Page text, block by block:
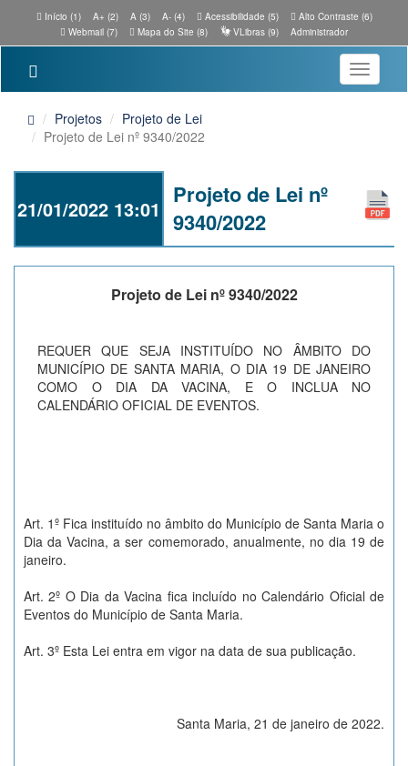
Início (1) A+ (2) A (3) A- (4) Acessibilidade (5)
Alto Contraste (6)
Webmail (7)
Mapa do Site (8) VLibras (9) Administrador
Toggle
Projetos
Projeto de Lei
Projeto de Lei nº 9340/2022
21/01/2022 13:01
Projeto de Lei nº
9340/2022
Projeto de Lei nº 9340/2022
REQUER QUE SEJA INSTITUÍDO NO ÂMBITO DO
MUNICÍPIO DE SANTA MARIA, O DIA 19 DE JANEIRO
COMO O DIA DA VACINA, E O INCLUA NO
CALENDÁRIO OFICIAL DE EVENTOS.
Art. 1º Fica instituído no âmbito do Município de Santa Maria o
Dia da Vacina, a ser comemorado, anualmente, no dia 19 de
janeiro.
Art. 2º O Dia da Vacina fica incluído no Calendário Oficial de
Eventos do Município de Santa Maria.
Art. 3º Esta Lei entra em vigor na data de sua publicação.
Santa Maria, 21 de janeiro de 2022.